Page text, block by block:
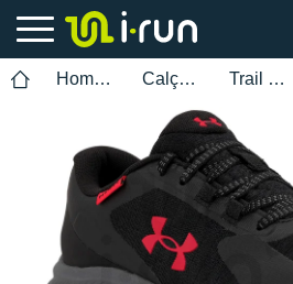
Homem Calçados Trail Running